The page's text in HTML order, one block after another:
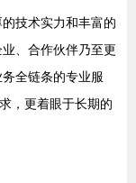
技术实力和丰富的
、合作伙伴乃至更
全链条的专业服
，更着眼于长期的